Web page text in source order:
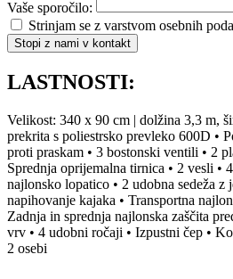
Vaše sporočilo:
Strinjam se z varstvom osebnih
Stopi z nami v kontakt
LASTNOSTI:
Velikost: 340 x 90 cm | dolžina 3,3 m,
prekrita s poliestrsko prevleko 600D •
proti praskam • 3 bostonski ventili • 2
Sprednja oprijemalna tirnica • 2 vesli •
najlonsko lopatico • 2 udobna sedeža z
napihovanje kajaka • Transportna
Zadnja in sprednja najlonska zaščita
vrv • 4 udobni ročaji • Izpustni čep •
2 osebi